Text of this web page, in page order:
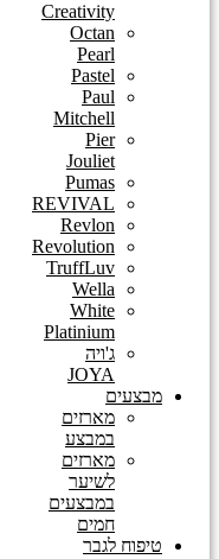
Creativity
Octan
Pearl
Pastel
Paul
Mitchell
Pier
Jouliet
Pumas
REVIVAL
Revlon
Revolution
TruffLuv
Wella
White
Platinium
ג'ויה
JOYA
מבצעים
מארזים
במבצע
מארזים
לשיער
במבצעים
חמים
טיפוח לגבר